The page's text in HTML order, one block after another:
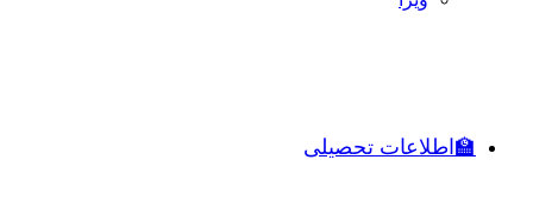
🏫اطلاعات تحصیلی